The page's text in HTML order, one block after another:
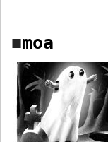
■moa